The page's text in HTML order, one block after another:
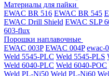
Материалы для пайки
EWAC BR 516 EWAC BR 545
EWAC Drill Shield EWAC SLP
603-flux
Порошки наплавочные
EWAC 003P EWAC 004P ewac-
Weld 5545-PLC Weld 5545-PLS
Weld 6040-PLС Weld 6040-POC
Weld PL-Ni50 Weld PL-Ni60